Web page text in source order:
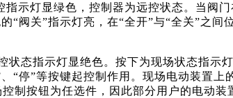
指示灯显绿色，控制器为远控状态。当阀门
“阀关”指示灯亮，在“全开”与“全关”之间
状态指示灯显绝色。按下为现场状态指示
“停”等按键起控制作用。现场电动装置上
控制按钮为任选件，因此部分用户的电动装